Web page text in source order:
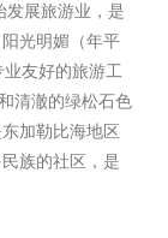
展旅游业，是
光明媚（年平
友好的旅游工
清澈的绿松石色
加勒比海地区
族的社区，是